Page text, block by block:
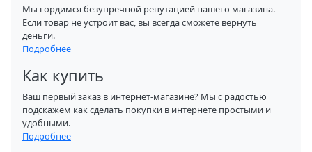
Мы гордимся безупречной репутацией нашего магазина.
Если товар не устроит вас, вы всегда сможете вернуть
деньги.
Подробнее
Как купить
Ваш первый заказ в интернет-магазине? Мы с радостью
подскажем как сделать покупки в интернете простыми и
удобными.
Подробнее